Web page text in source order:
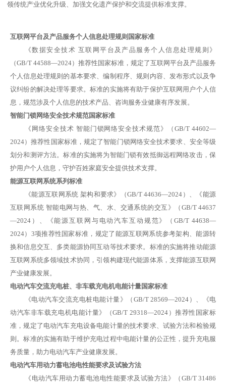
领传统产业优化升级、加强文化遗产保护和交流提供标准支撑。
互联网平台及产品服务个人信息处理规则国家标准
《数据安全技术 互联网平台及产品服务个人信息处理规则》
（GB/T 44588—2024）推荐性国家标准，规定了互联网平台及产品服务
个人信息处理规则的基本要求、编制程序、规则内容、发布形式以及争
议纠纷的解决处理等要求。标准的实施将有助于保护互联网用户个人信
息，规范涉及个人信息的技术产品、咨询服务业健康有序发展。
智能门锁网络安全技术规范国家标准
《网络安全技术 智能门锁网络安全技术规范》（GB/T 44602—
2024）推荐性国家标准，规定了智能门锁网络安全技术要求、安全等级
划分和测评方法。标准的实施将为智能门锁有效抵御远程网络攻击，保
护用户个人信息，守护百姓家庭安全提供技术支撑。
能源互联网系统系列标准
《能源互联网系统 架构和要求》（GB/T 44636—2024）、《能源
互联网系统 智能电网与热、气、水、交通系统的交互》（GB/T 44637
—2024）、《能源互联网与电动汽车互动规范》（GB/T 44638—
2024）3项推荐性国家标准，规定了能源互联网系统参考架构、能源转
换和信息交互、多类能源协同互动等技术要求。标准的实施将推动能源
互联网系统多领域技术协同，引领构建现代能源体系，支撑能源互联网
产业健康发展。
电动汽车交流充电桩、非车载充电机电能计量国家标准
《电动汽车交流充电桩电能计量》（ GB/T 28569—2024）、《电
动汽车非车载充电机电能计量》（GB/T 29318—2024）推荐性国家标
准，规定了电动汽车充电设备电能计量的技术要求、试验方法和检验规
则。标准的实施有助于维护充电过程中电能计量的公正性，提升充电服
务质量，助力电动汽车产业健康发展。
电动汽车用动力蓄电池电性能要求及试验方法
《电动汽车用动力蓄电池电性能要求及试验方法》（ GB/T 31486